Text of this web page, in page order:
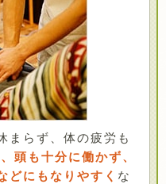
まらず、体の疲労も
頭も十分に働かず、
どにもなりやすく な